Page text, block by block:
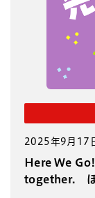
2025年9月17
Here We
together.